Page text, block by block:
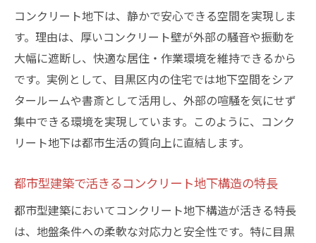
定法
コンクリート地下は、静かで安心できる空間を実現しま
す。理由は、厚いコンクリート壁が外部の騒音や振動を
大幅に遮断し、快適な居住・作業環境を維持できるから
です。実例として、目黒区内の住宅では地下空間をシア
タールームや書斎として活用し、外部の喧騒を気にせず
集中できる環境を実現しています。このように、コンク
リート地下は都市生活の質向上に直結します。
都市型建築で活きるコンクリート地下構造の特長
都市型建築においてコンクリート地下構造が活きる特長
は、地盤条件への柔軟な対応力と安全性です。特に目黒